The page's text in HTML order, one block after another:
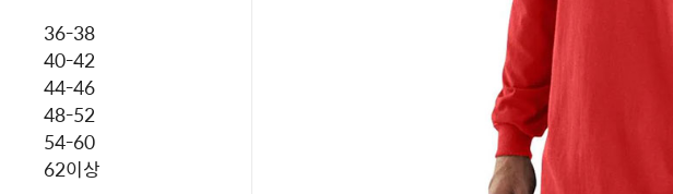
36-38
40-42
44-46
48-52
54-60
62이상